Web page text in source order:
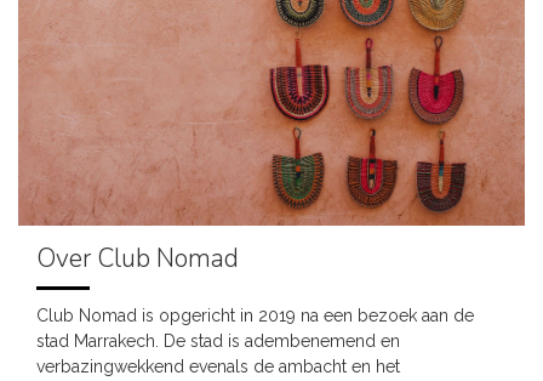
Over Club Nomad
Club Nomad is opgericht in 2019 na een bezoek aan de
stad Marrakech. De stad is adembenemend en
verbazingwekkend evenals de ambacht en het